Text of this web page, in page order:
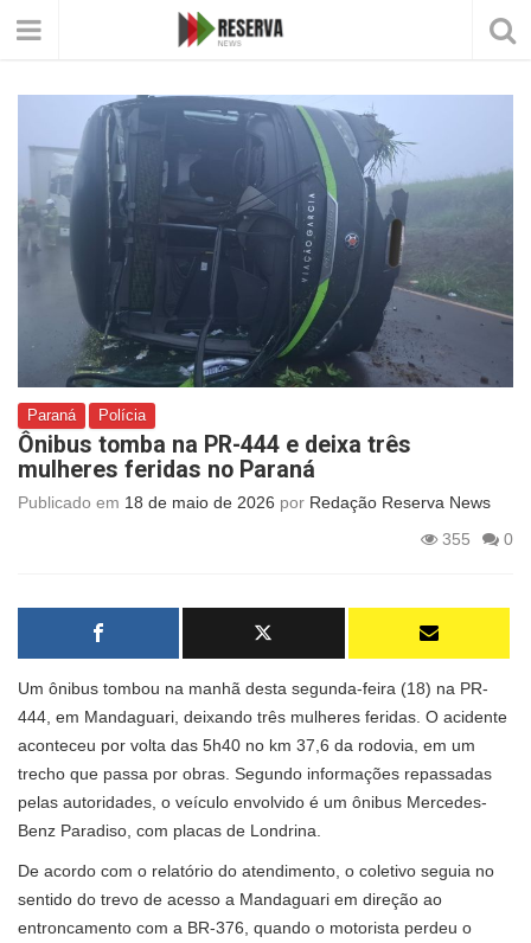
Paraná Polícia
Ônibus tomba na PR-444 e deixa três
mulheres feridas no Paraná
Publicado em 18 de maio de 2026 por Redação Reserva News
355
0
Um ônibus tombou na manhã desta segunda-feira (18) na PR-
444, em Mandaguari, deixando três mulheres feridas. O acidente
aconteceu por volta das 5h40 no km 37,6 da rodovia, em um
trecho que passa por obras. Segundo informações repassadas
pelas autoridades, o veículo envolvido é um ônibus Mercedes-
Benz Paradiso, com placas de Londrina.
De acordo com o relatório do atendimento, o coletivo seguia no
sentido do trevo de acesso a Mandaguari em direção ao
entroncamento com a BR-376, quando o motorista perdeu o